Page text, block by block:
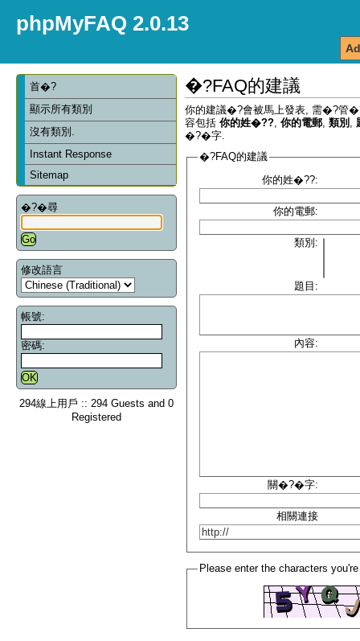
phpMyFAQ 2.0.13
首�?
顯示所有類別
沒有類別.
Instant Response
Sitemap
�?�尋
修改語言
帳號:
密碼:
294線上用戶 :: 294 Guests and 0
Registered
�?FAQ的建議
你的建議�?會被馬上發表, 需�?管
容包括 你的姓�?? 你的電郵 類別
�?�字.
�?FAQ的建議
你的姓�??:
你的電郵:
類別:
題目:
內容:
關�?�字:
相關連接
Please enter the characters